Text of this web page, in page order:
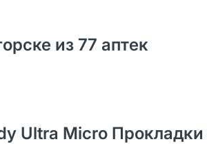
из 77 аптек
Ultra Micro Прокладки